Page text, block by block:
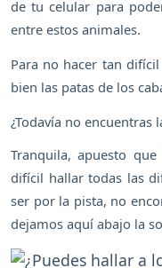
de tu celular para
entre estos animales.
Para no hacer tan
bien las patas de los
¿Todavía no encuentras
Tranquila, apuesto
difícil hallar todas las
ser por la pista, no
dejamos aquí abajo la